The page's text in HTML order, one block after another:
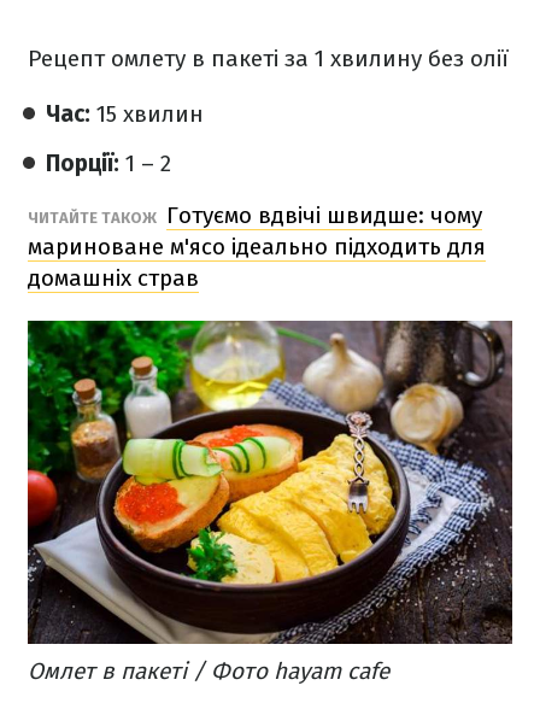
Рецепт омлету в пакеті за 1 хвилину без олії
Час: 15 хвилин
Порції: 1 – 2
ЧИТАЙТЕ ТАКОЖ
Готуємо вдвічі швидше: чому
мариноване м'ясо ідеально підходить для
домашніх страв
Омлет в пакеті / Фото hayam cafe